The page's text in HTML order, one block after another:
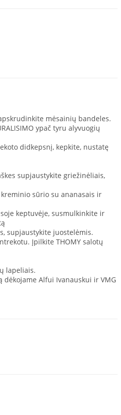
mėsainių bandeles.
ypač tyru alyvuogių
didkepsnį, kepkite, nustatę
supjaustykite griežinėliais,
kreminio sūrio su ananasais ir
keptuvėje, susmulkinkite ir
supjaustykite juostelėmis.
Įpilkite THOMY salotų
lapeliais.
Alfui Ivanauskui ir VMG